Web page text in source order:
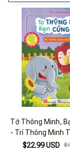
Tớ Thông Minh,
- Trí Thông Minh
Song Ngữ
$22.99 USD